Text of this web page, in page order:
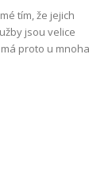
Work
tím, že jejich
jsou velice
proto u